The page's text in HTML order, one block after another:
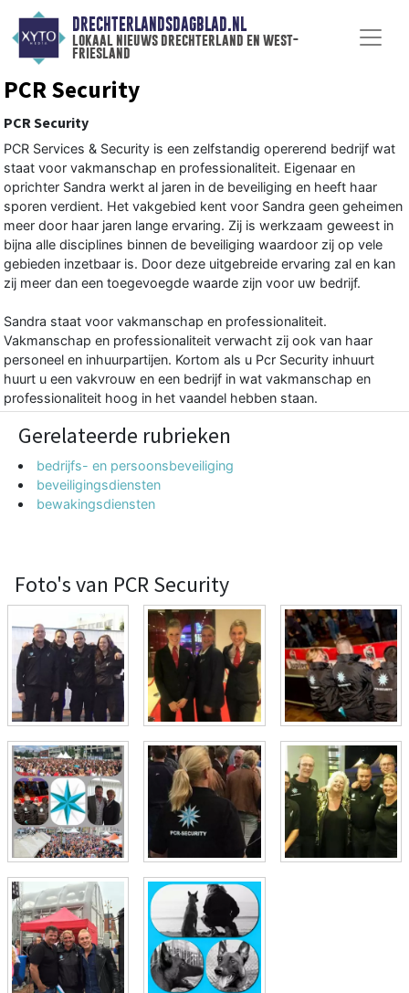
DRECHTERLANDSDAGBLAD.NL
lokaal nieuws drechterland en west-
friesland
PCR Security
PCR Security
PCR Services & Security is een zelfstandig opererend bedrijf wat
staat voor vakmanschap en professionaliteit. Eigenaar en
oprichter Sandra werkt al jaren in de beveiliging en heeft haar
sporen verdient. Het vakgebied kent voor Sandra geen geheimen
meer door haar jaren lange ervaring. Zij is werkzaam geweest in
bijna alle disciplines binnen de beveiliging waardoor zij op vele
gebieden inzetbaar is. Door deze uitgebreide ervaring zal en kan
zij meer dan een toegevoegde waarde zijn voor uw bedrijf.
Sandra staat voor vakmanschap en professionaliteit.
Vakmanschap en professionaliteit verwacht zij ook van haar
personeel en inhuurpartijen. Kortom als u Pcr Security inhuurt
huurt u een vakvrouw en een bedrijf in wat vakmanschap en
professionaliteit hoog in het vaandel hebben staan.
Gerelateerde rubrieken
bedrijfs- en persoonsbeveiliging
beveiligingsdiensten
bewakingsdiensten
Foto's van PCR Security